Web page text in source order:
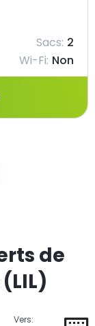
Sacs: 2
Wi-Fi: Non
de
Vers: